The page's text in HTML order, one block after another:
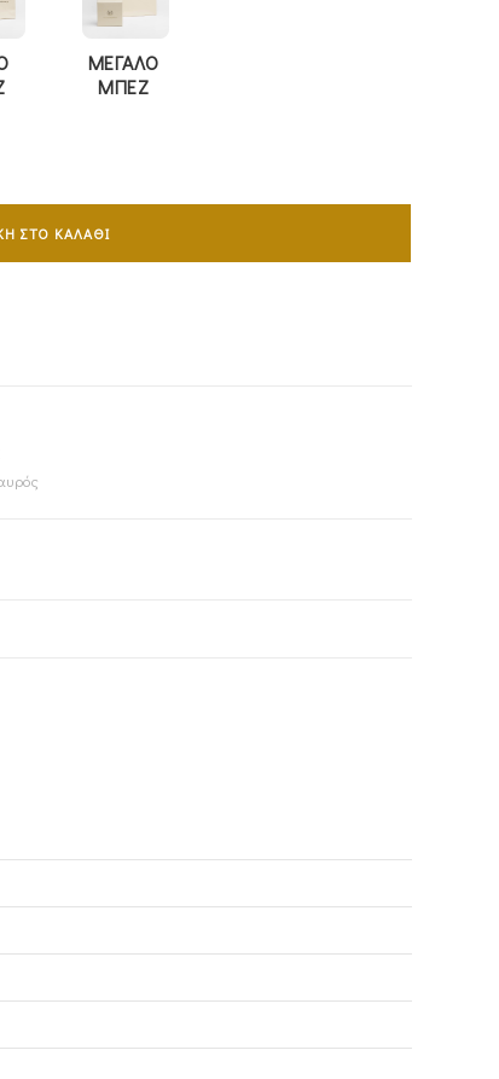
ΜΕΓΑΛΟ
ΜΠΕΖ
ΣΤΟ ΚΑΛΆΘΙ